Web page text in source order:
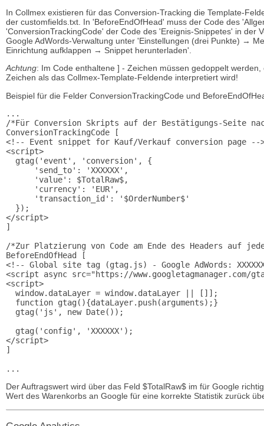
In Collmex existieren für das Conversion-Tracking die Template-
der customfields.txt. In 'BeforeEndOfHead' muss der Code des
'ConversionTrackingCode' der Code des 'Ereignis-Snippetes' in der
Google AdWords-Verwaltung unter 'Einstellungen (drei Punkte) →
Einrichtung aufklappen → Snippet herunterladen'.
Achtung: Im Code enthaltene ] - Zeichen müssen gedoppelt
Zeichen als das Collmex-Template-Feldende interpretiert wird!
Beispiel für die Felder ConversionTrackingCode und
...
/*Für Conversion Skripts auf der Bestätigungs-Seite
ConversionTrackingCode [
<!-- Event snippet for Kauf/Verkauf conversion page --
<script>
  gtag('event', 'conversion', {
      'send_to': 'XXXXXX',
      'value': $TotalRaw$,
      'currency': 'EUR',
      'transaction_id': '$OrderNumber$'
  });
</script>
]
/*Zur Platzierung von Code am Ende des Headers auf
BeforeEndOfHead [
<!-- Global site tag (gtag.js) - Google AdWords:
<script async src="https://www.googletagmanager.com/
<script>
  window.dataLayer = window.dataLayer || []];
  function gtag(){dataLayer.push(arguments);}
  gtag('js', new Date());
  gtag('config', 'XXXXXX');
</script>
]
Der Auftragswert wird über das Feld $TotalRaw$ im für Google
Wert des Warenkorbs an Google für eine korrekte Statistik zurück